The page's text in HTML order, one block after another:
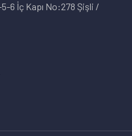
6 İç Kapı No:278 Şişli /